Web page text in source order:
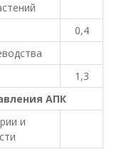
0,4
1,3
АПК
и